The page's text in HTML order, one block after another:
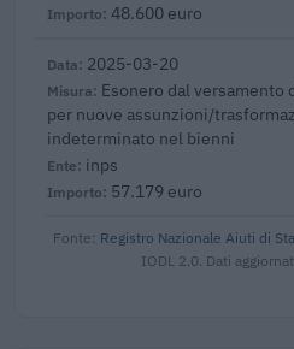
48.600 euro
2025-03-20
Esonero dal
per nuove assunzioni/
indeterminato nel bienni
inps
57.179 euro
Fonte: Registro Nazionale Aiuti di
IODL 2.0. Dati